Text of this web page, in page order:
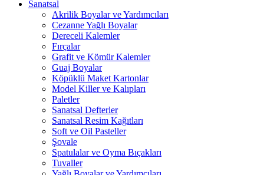
Sanatsal
Akrilik Boyalar ve Yardımcıları
Cezanne Yağlı Boyalar
Dereceli Kalemler
Fırçalar
Grafit ve Kömür Kalemler
Guaj Boyalar
Köpüklü Maket Kartonlar
Model Killer ve Kalıpları
Paletler
Sanatsal Defterler
Sanatsal Resim Kağıtları
Soft ve Oil Pasteller
Şovale
Spatulalar ve Oyma Bıçakları
Tuvaller